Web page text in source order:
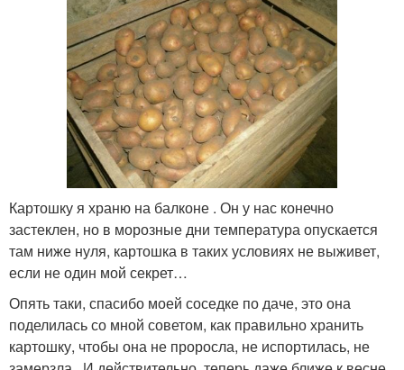
Картошку я храню на балконе . Он у нас конечно
застеклен, но в морозные дни температура опускается
там ниже нуля, картошка в таких условиях не выживет,
если не один мой секрет…
Опять таки, спасибо моей соседке по даче, это она
поделилась со мной советом, как правильно хранить
картошку, чтобы она не проросла, не испортилась, не